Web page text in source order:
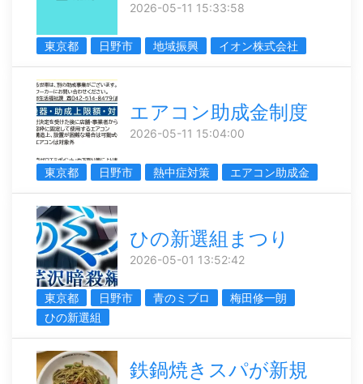
2026-05-11 15:33:58
東京都 日野市 地域振興 イオン株式会社
エアコン助成金制度
2026-05-11 15:04:00
東京都 日野市 熱中症対策 エアコン助成金
ひの新選組まつり
2026-05-01 13:52:42
東京都 日野市 青のミブロ
梅田修一朗
ひの新選組
鉄鍋焼きスパが新規